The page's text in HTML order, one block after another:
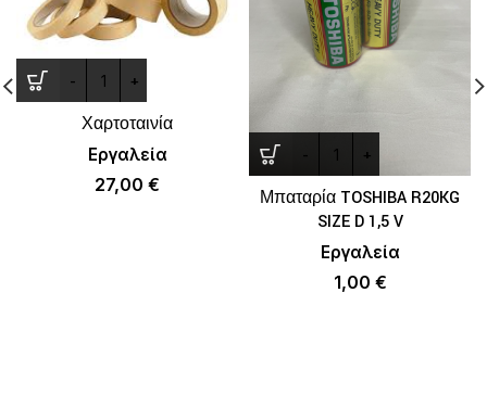
Χαρτοταινία
Εργαλεία
27,00 €
Μπαταρία TOSHIBA R20KG
SIZE D 1,5 V
Εργαλεία
1,00 €